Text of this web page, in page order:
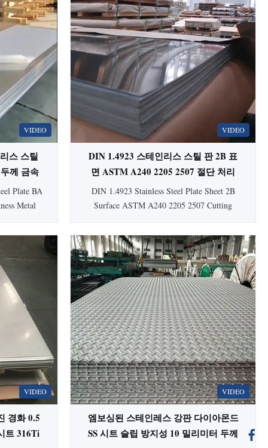
VIDEO
스 스틸
께 금속
Plate BA
Metal
stainless
iron,
non-
better
VIDEO
DIN 1.4923 스테인리스 스틸 판 2B 표
면 ASTM A240 2205 2507 절단 처리
거울 필름이있는 철판
DIN 1.4923 Stainless Steel Plate Sheet 2B
Surface ASTM A240 2205 2507 Cutting
Stainless Steel Plate Description Stainless
steel is an alloy of Iron with a minimum of
10.5% Chromium. Chromium produces a
thin layer of oxide on the surface of the steel
known as ...
VIDEO
경화 0.5
트 316Ti
VIDEO
엠보싱된 스테인레스 강판 다이아몬드
SS 시트 슬립 방지성 10 밀리미터 두께